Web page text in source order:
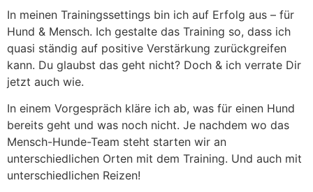
In meinen Trainingssettings bin ich auf Erfolg aus – für
Hund & Mensch. Ich gestalte das Training so, dass ich
quasi ständig auf positive Verstärkung zurückgreifen
kann. Du glaubst das geht nicht? Doch & ich verrate Dir
jetzt auch wie.
In einem Vorgespräch kläre ich ab, was für einen Hund
bereits geht und was noch nicht. Je nachdem wo das
Mensch-Hunde-Team steht starten wir an
unterschiedlichen Orten mit dem Training. Und auch mit
unterschiedlichen Reizen!